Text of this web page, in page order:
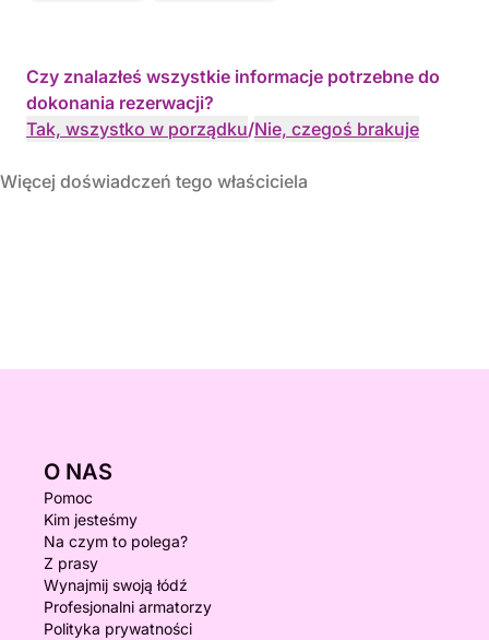
Czy znalazłeś wszystkie informacje potrzebne do
dokonania rezerwacji?
Tak, wszystko w porządku/Nie, czegoś brakuje
Więcej doświadczeń tego właściciela
O NAS
Pomoc
Kim jesteśmy
Na czym to polega?
Z prasy
Wynajmij swoją łódź
Profesjonalni armatorzy
Polityka prywatności